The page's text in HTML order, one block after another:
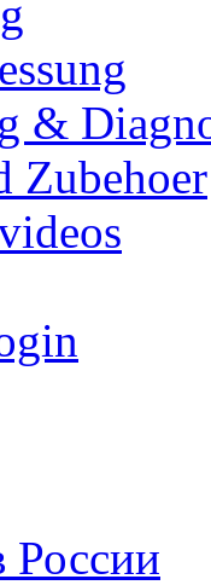
&
Zubehoer